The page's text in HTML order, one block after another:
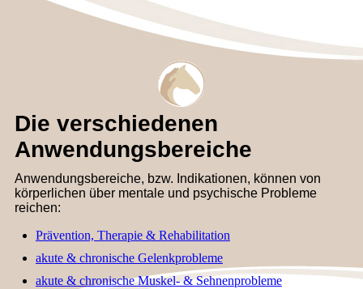
Die verschiedenen
Anwendungsbereiche
Anwendungsbereiche, bzw. Indikationen, können von
körperlichen über mentale und psychische Probleme
reichen:
Prävention, Therapie & Rehabilitation
akute & chronische Gelenkprobleme
akute & chronische Muskel- & Sehnenprobleme